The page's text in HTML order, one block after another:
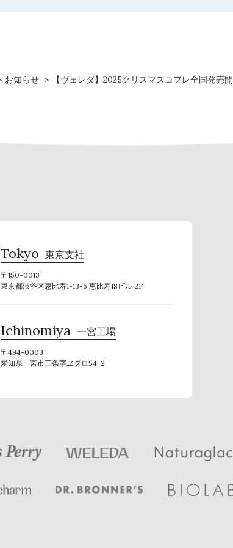
お知らせ 【ヴェレダ】2025クリスマスコフレ全国発売
Tokyo 東京支社
〒150-0013
東京都渋谷区恵比寿1-13-6 恵比寿ISビル 2F
Ichinomiya 一宮工場
〒494-0003
愛知県一宮市三条字ヱグロ54−2